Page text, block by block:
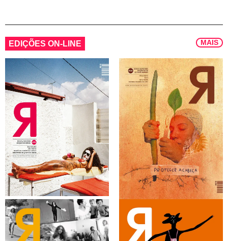
EDIÇÕES ON-LINE MAIS